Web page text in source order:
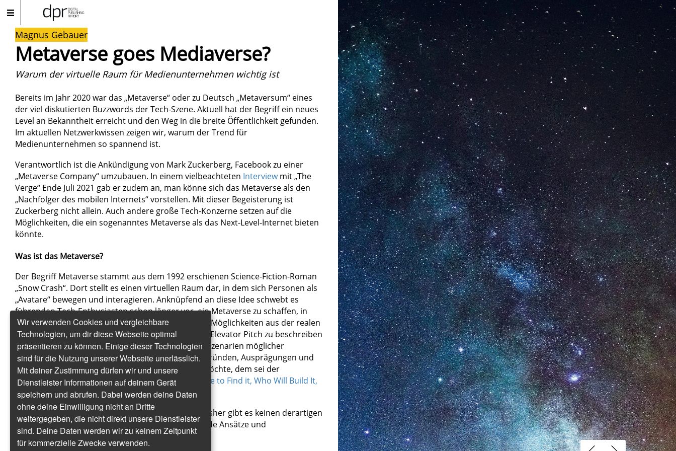
Magnus Gebauer
Metaverse goes Mediaverse?
Warum der virtuelle Raum für Medienunternehmen wichtig ist
Bereits im Jahr 2020 war das „Metaverse“ oder zu Deutsch „Metaversum“ eines
der viel diskutierten Buzzwords der Tech-Szene. Aktuell hat der Begriff ein neues
Level an Bekanntheit erreicht und den Weg in die breite Öffentlichkeit gefunden.
Im aktuellen Netzwerkwissen zeigen wir, warum der Trend für
Medienunternehmen so spannend ist.
Verantwortlich ist die Ankündigung von Mark Zuckerberg, Facebook zu einer
„Metaverse Company“ umzubauen. In einem vielbeachteten Interviewmit „The
Verge“ Ende Juli 2021 gab er zudem an, man könne sich das Metaverse als den
„Nachfolger des mobilen Internets“ vorstellen. Mit dieser Begeisterung ist
Zuckerberg nicht allein. Auch andere große Tech-Konzerne setzen auf die
Möglichkeiten, die ein sogenanntes Metaverse als das Next-Level-Internet bieten
könnte.
Was ist das Metaverse?
Der Begriff Metaverse stammt aus dem 1992 erschienen Science-Fiction-Roman
„Snow Crash“. Dort stellt es einen virtuellen Raum dar, in dem sich Personen als
„Avatare“ bewegen und interagieren. Anknüpfend an diese Idee schwebt es
führenden Tech-Enthusiasten schon länger vor, ein Metaverse zu schaffen, in
dem sich das heutige Internet, virtuelle Welten und Möglichkeiten aus der realen
Welt miteinander verbinden. Das Konzept in einem Elevator Pitch zu beschreiben
ist alles andere als einfach, zumal es verschiedene Szenarien möglicher
Metaversen gibt. Wer sich genauer mit den Hintergründen, Ausprägungen und
Möglichkeiten des Metaverse auseinandersetzen möchte, dem sei der
ausführlicheEssay „The Metaverse: What It Is, Where to Find it, Who Will Build It,
and Fortnite“von Matthew Ball ans Herz gelegt.
Eine Schwachstelle hat das Metaverse allerdings: Bisher gibt es keinen derartigen
virtuellen Raum – was es jedoch gibt, sind spannende Ansätze und
Entwicklungen.
Wir verwenden Cookies und vergleichbare
Technologien, um dir diese Webseite optimal
präsentieren zu können. Einige dieser Technologien
sind für die Nutzung unserer Webseite unerlässlich.
Mit deiner Zustimmung dürfen wir und unsere
Dienstleister Informationen auf deinem Gerät
speichern und abrufen. Dabei werden deine Daten
ohne deine Einwilligung nicht an Dritte
weitergegeben, die nicht direkt unsere Dienstleister
sind. Deine Daten werden wir zu keinem Zeitpunkt
für kommerzielle Zwecke verwenden.